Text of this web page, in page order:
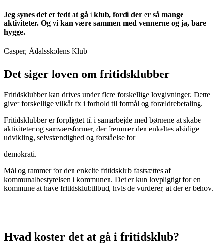
Jeg synes det er fedt at gå i klub, fordi der er så mange
aktiviteter. Og vi kan være sammen med vennerne og ja, bare
hygge.
Casper, Ådalsskolens Klub
Det siger loven om fritidsklubber
Fritidsklubber kan drives under flere forskellige lovgivninger. Dette
giver forskellige vilkår fx i forhold til formål og forældrebetaling.
Fritidsklubber erforpligtet til i samarbejde med børnene at skabe
aktiviteter og samværsformer, der fremmerden enkeltes alsidige
udvikling, selvstændighed og forståelse for
demokrati.
Mål og rammer for den enkelte fritidsklub fastsættes af
kommunalbestyrelsen i kommunen. Det er kun lovpligtigt for en
kommune at have fritidsklubtilbud, hvis de vurderer, at der er behov.
Hvad koster det at gå i fritidsklub?